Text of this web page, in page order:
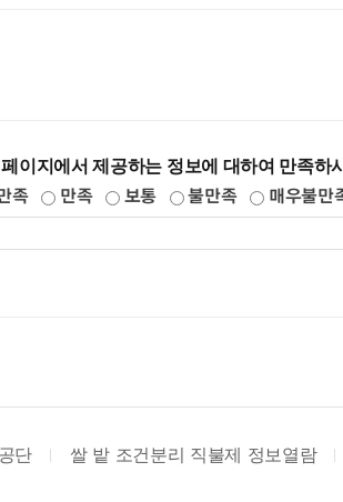
이지에서 제공하는 정보에 대하여 만족하
족 만족 보통 불만족 매우불만
단 쌀 밭 조건분리 직불제 정보열람